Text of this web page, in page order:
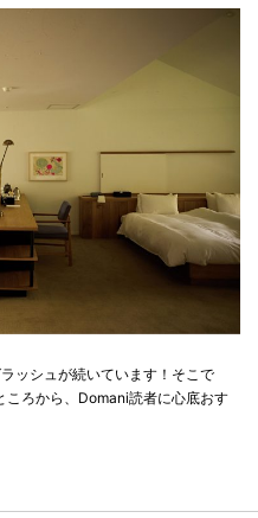
ッシュが続いています！そこで
ろから、Domani読者に心底おす